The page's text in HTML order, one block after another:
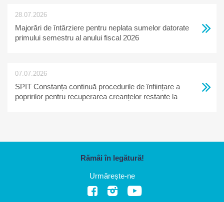
28.07.2026
Majorări de întârziere pentru neplata sumelor datorate
primului semestru al anului fiscal 2026
07.07.2026
SPIT Constanța continuă procedurile de înființare a
popririlor pentru recuperarea creanțelor restante la
Rămâi în legătură!
Urmărește-ne